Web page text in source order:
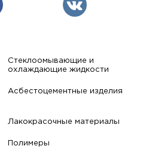
Стеклоомывающие и
охлаждающие жидкости
Асбестоцементные изделия
Лакокрасочные материалы
Полимеры